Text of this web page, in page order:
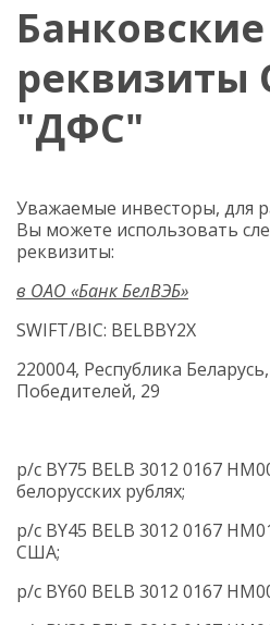
Банковские
"ДФС"
Уважаемые инвесторы, для
Вы можете использовать
реквизиты:
в ОАО «Банк БелВЭБ»
SWIFT/BIC: BELBBY2X
220004, Республика
Победителей, 29
р/c BY75 BELB 3012 0167
белорусских рублях;
р/c BY45 BELB 3012 0167
США;
р/c BY60 BELB 3012 0167